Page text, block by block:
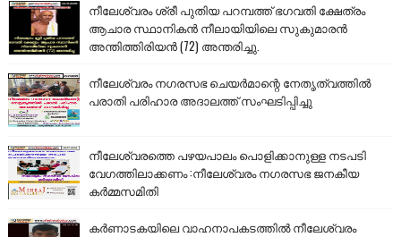
നീലേശ്വരം ശ്രീ പുതിയ പറമ്പത്ത് ഭഗവതി ക്ഷേത്രം
ആചാര സ്ഥാനികൻ നീലായിയിലെ സുകുമാരൻ
അന്തിത്തിരിയൻ (72) അന്തരിച്ചു.
നീലേശ്വരം നഗരസഭ ചെയർമാന്റെ നേതൃത്വത്തിൽ
പരാതി പരിഹാര അദാലത്ത് സംഘടിപ്പിച്ചു
നീലേശ്വരത്തെ പഴയപാലം പൊളിക്കാനുള്ള നടപടി
വേഗത്തിലാക്കണം :നീലേശ്വരം നഗരസഭ ജനകീയ
കർമ്മസമിതി
കർണാടകയിലെ വാഹനാപകടത്തിൽ നീലേശ്വരം